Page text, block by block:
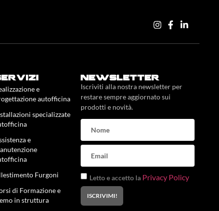
e
autofficina
specializzate
e
Furgoni
di Formazione e
in struttura
newsletter
Iscriviti alla nostra newsletter per
restare sempre aggiornato sui
prodotti e novità.
Letto e accetto la Privacy Policy
ISCRIVIMI!